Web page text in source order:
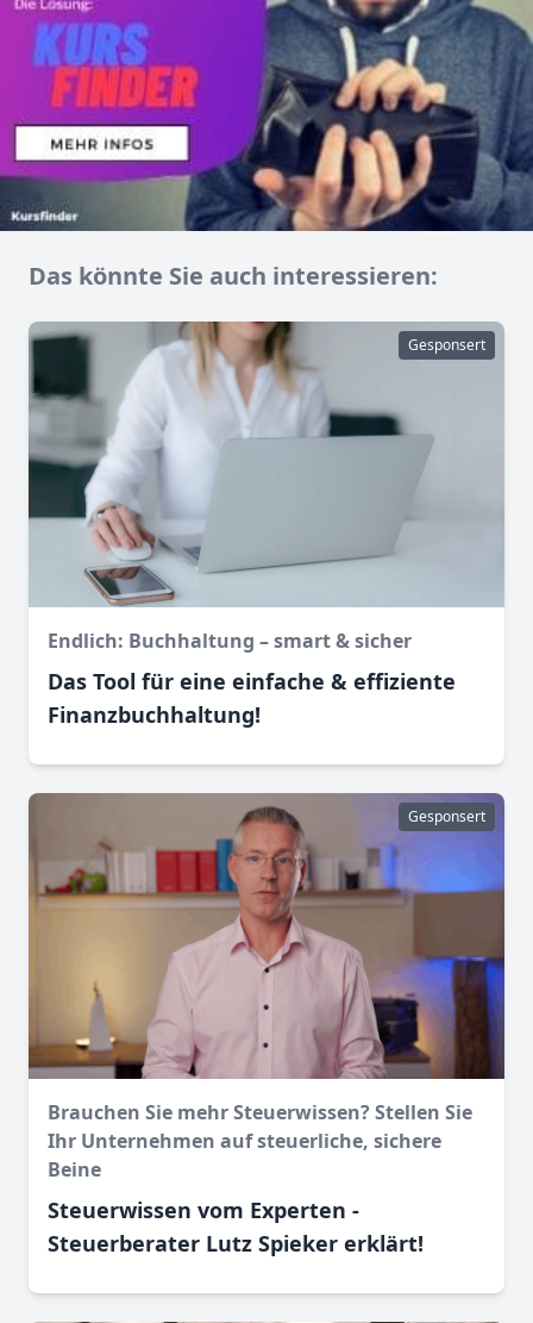
Das könnte Sie auch interessieren:
Gesponsert
Endlich: Buchhaltung – smart & sicher
Das Tool für eine einfache & effiziente
Finanz­buchhaltung!
Gesponsert
Brauchen Sie mehr Steuerwissen? Stellen Sie
Ihr Unternehmen auf steuerliche, sichere
Beine
Steuerwissen vom Experten -
Steuerberater Lutz Spieker erklärt!